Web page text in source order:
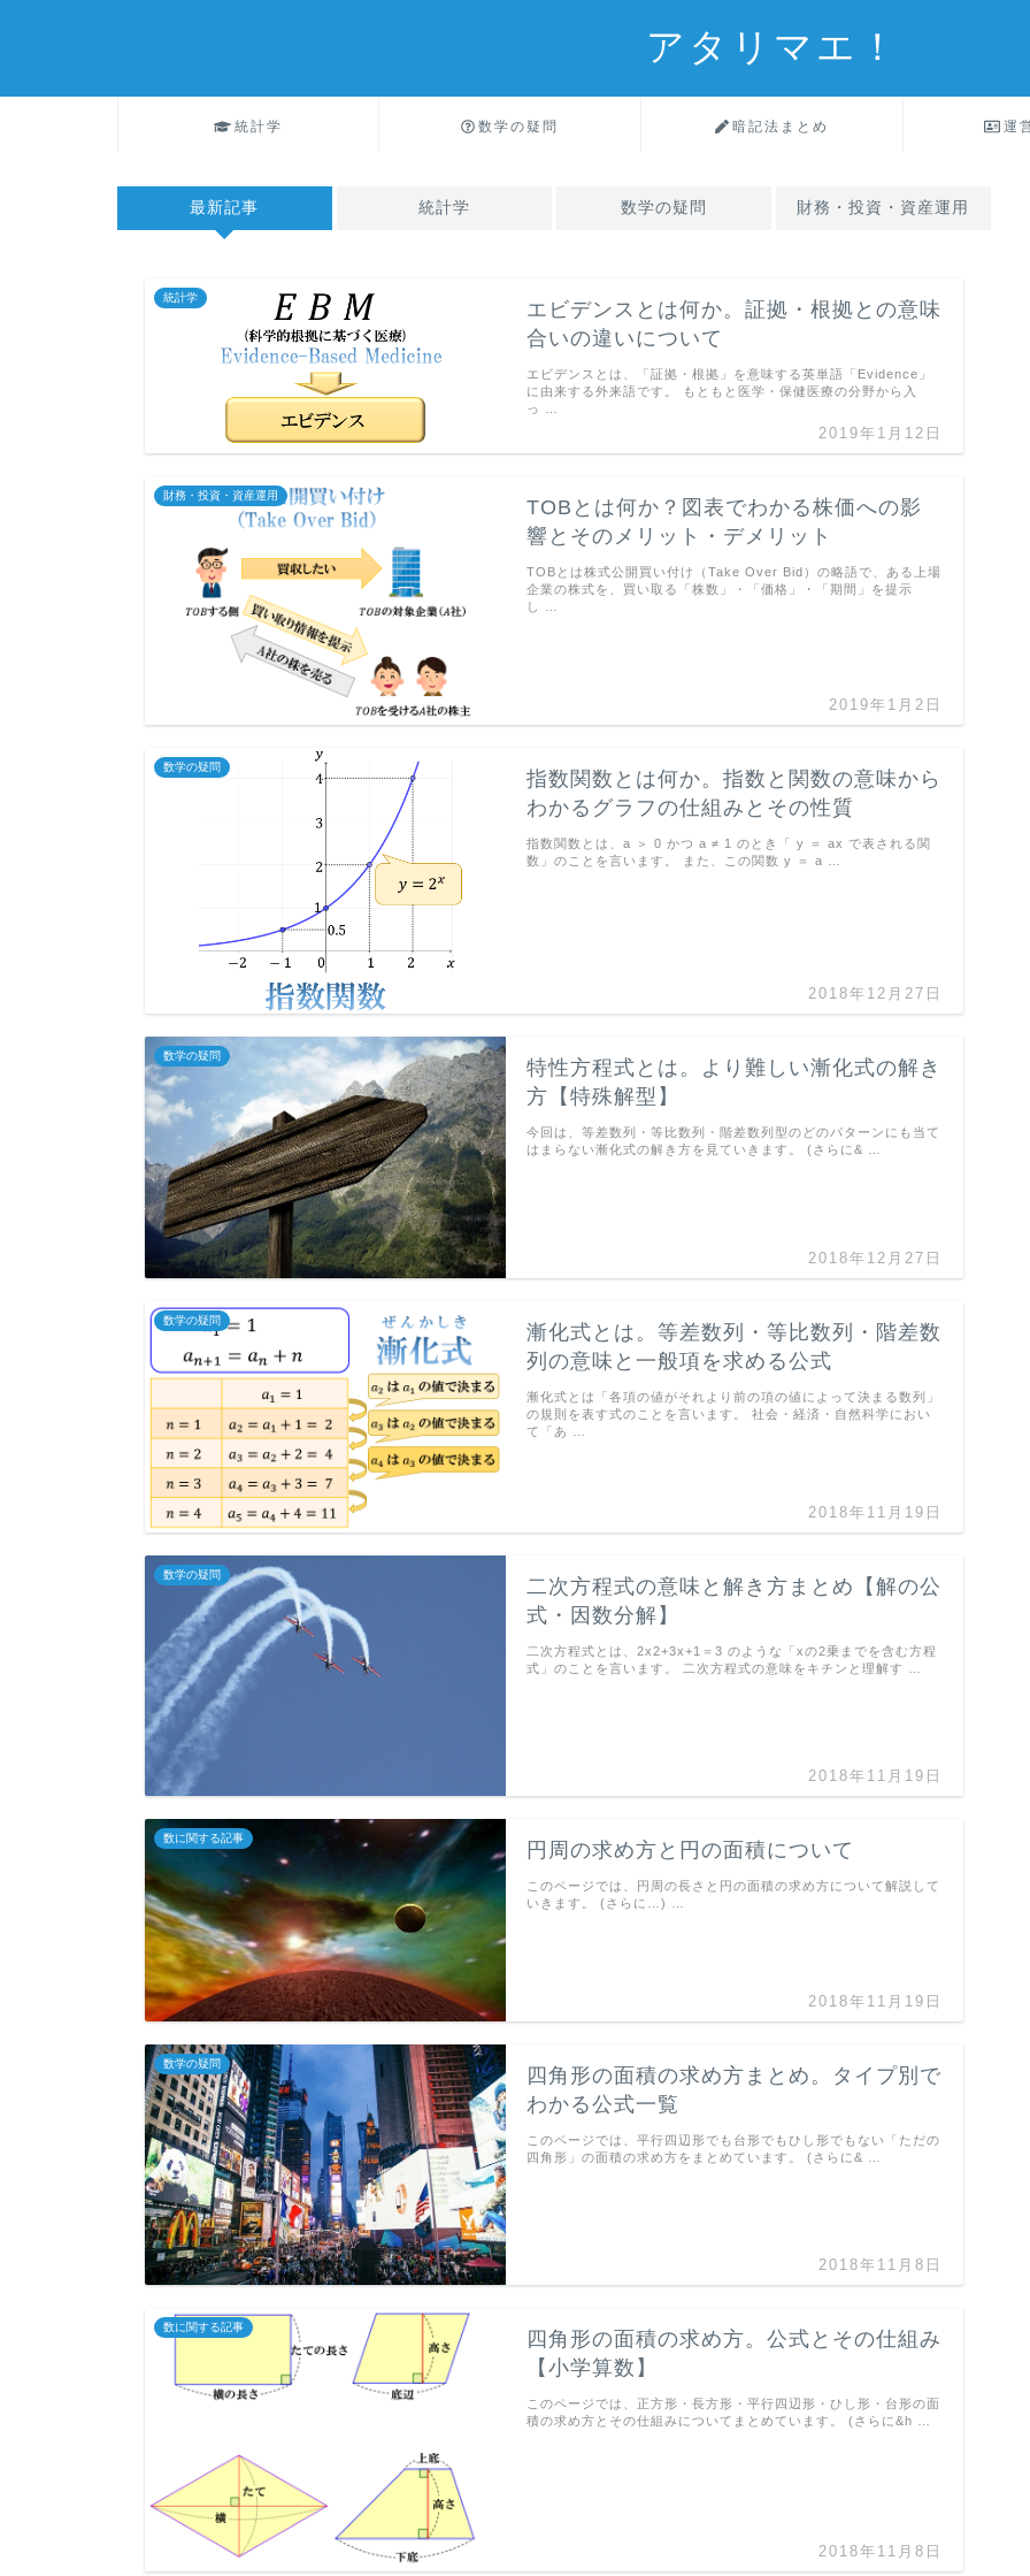
アタリマエ！
統計学 数学の疑問 暗記法まとめ 運
最新記事 統計学 数学の疑問 財務・投資・資産運用
統計学
エビデンスとは何か。証拠・根拠との意味
合いの違いについて
2019年1月12日
エビデンスとは、「証拠・根拠」を意味する英単語「Evidence」
に由来する外来語です。 もともと医学・保健医療の分野から入
っ …
財務・投資・資産運用
TOBとは何か？図表でわかる株価への影
響とそのメリット・デメリット
2019年1月2日
TOBとは株式公開買い付け（Take Over Bid）の略語で、ある上場
企業の株式を、買い取る「株数」・「価格」・「期間」を提示
し …
数学の疑問
指数関数とは何か。指数と関数の意味から
わかるグラフの仕組みとその性質
2018年12月27日
指数関数とは、a ＞ 0 かつ a ≠ 1 のとき「 y ＝ ax で表される関
数」のことを言います。 また、この関数 y ＝ a …
数学の疑問
特性方程式とは。より難しい漸化式の解き
方【特殊解型】
2018年12月27日
今回は、等差数列・等比数列・階差数列型のどのパターンにも当て
はまらない漸化式の解き方を見ていきます。 (さらに& …
数学の疑問
漸化式とは。等差数列・等比数列・階差数
列の意味と一般項を求める公式
2018年11月19日
漸化式とは「各項の値がそれより前の項の値によって決まる数列」
の規則を表す式のことを言います。 社会・経済・自然科学におい
て「あ …
数学の疑問
二次方程式の意味と解き方まとめ【解の公
式・因数分解】
2018年11月19日
二次方程式とは、2x2+3x+1＝3 のような「xの2乗までを含む方程
式」のことを言います。 二次方程式の意味をキチンと理解す …
数に関する記事
円周の求め方と円の面積について
2018年11月19日
このページでは、円周の長さと円の面積の求め方について解説して
いきます。 (さらに…) …
数学の疑問
四角形の面積の求め方まとめ。タイプ別で
わかる公式一覧
2018年11月8日
このページでは、平行四辺形でも台形でもひし形でもない「ただの
四角形」の面積の求め方をまとめています。 (さらに& …
数に関する記事
四角形の面積の求め方。公式とその仕組み
【小学算数】
2018年11月8日
このページでは、正方形・長方形・平行四辺形・ひし形・台形の面
積の求め方とその仕組みについてまとめています。 (さらに&h …